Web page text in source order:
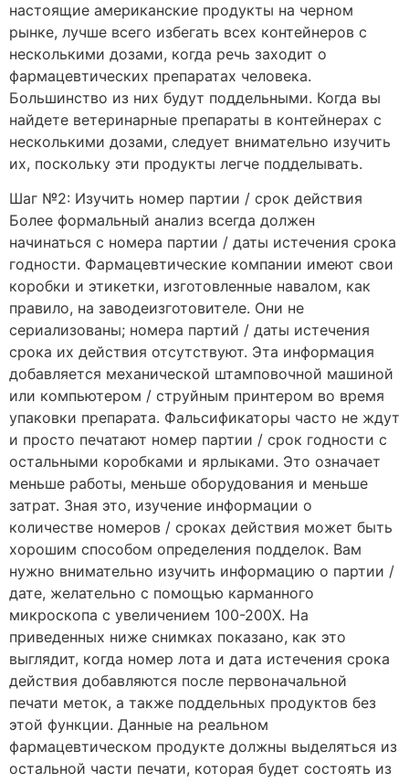
настоящие американские продукты на черном
рынке, лучше всего избегать всех контейнеров с
несколькими дозами, когда речь заходит о
фармацевтических препаратах человека.
Большинство из них будут поддельными. Когда вы
найдете ветеринарные препараты в контейнерах с
несколькими дозами, следует внимательно изучить
их, поскольку эти продукты легче подделывать.
Шаг №2: Изучить номер партии / срок действия
Более формальный анализ всегда должен
начинаться с номера партии / даты истечения срока
годности. Фармацевтические компании имеют свои
коробки и этикетки, изготовленные навалом, как
правило, на заводеизготовителе. Они не
сериализованы; номера партий / даты истечения
срока их действия отсутствуют. Эта информация
добавляется механической штамповочной машиной
или компьютером / струйным принтером во время
упаковки препарата. Фальсификаторы часто не ждут
и просто печатают номер партии / срок годности с
остальными коробками и ярлыками. Это означает
меньше работы, меньше оборудования и меньше
затрат. Зная это, изучение информации о
количестве номеров / сроках действия может быть
хорошим способом определения подделок. Вам
нужно внимательно изучить информацию о партии /
дате, желательно с помощью карманного
микроскопа с увеличением 100-200X. На
приведенных ниже снимках показано, как это
выглядит, когда номер лота и дата истечения срока
действия добавляются после первоначальной
печати меток, а также поддельных продуктов без
этой функции. Данные на реальном
фармацевтическом продукте должны выделяться из
остальной части печати, которая будет состоять из